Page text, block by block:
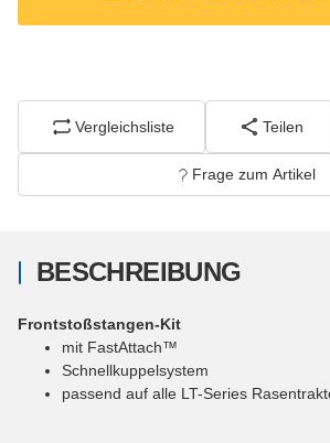
Vergleichsliste Teilen
Frage zum Artikel
BESCHREIBUNG
Frontstoßstangen-Kit
mit FastAttach™
Schnellkuppelsystem
passend auf alle LT-Series